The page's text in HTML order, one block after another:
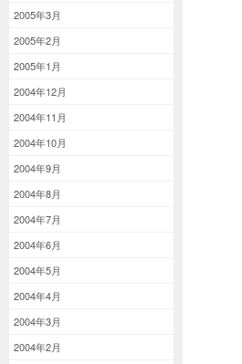
2005年3月
2005年2月
2005年1月
2004年12月
2004年11月
2004年10月
2004年9月
2004年8月
2004年7月
2004年6月
2004年5月
2004年4月
2004年3月
2004年2月